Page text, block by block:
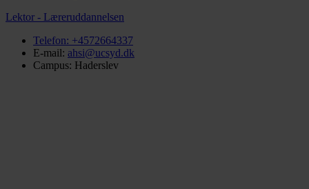
Lektor - Læreruddannelsen
Telefon: +4572664337
E-mail: ahsi@ucsyd.dk
Campus: Haderslev